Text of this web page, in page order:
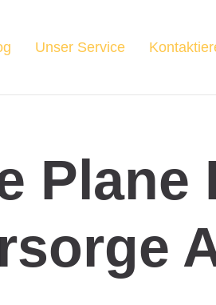
Unser Service
Plane